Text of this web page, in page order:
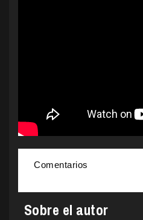
Comentarios
Sobre el autor